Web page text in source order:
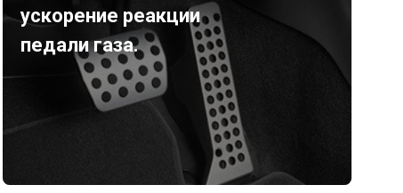
ускорение реакции
педали газа.